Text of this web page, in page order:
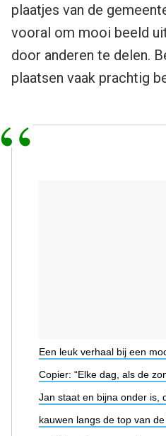
plaatjes van de
vooral om mooi beeld
door anderen te delen.
plaatsen vaak prachtig
Een leuk verhaal bij een
Copier: “Elke dag, als de
Jan staat en bijna onder is,
kauwen langs de top van